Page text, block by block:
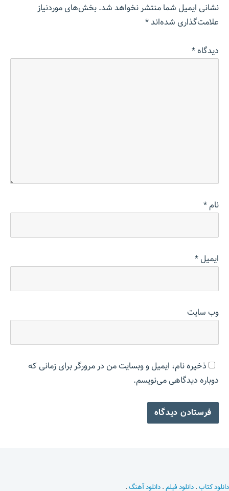
نشانی ایمیل شما منتشر نخواهد شد.بخش‌های موردنیاز
علامت‌گذاری شده‌اند*
دیدگاه*
نام*
ایمیل*
وب‌ سایت
ذخیره نام، ایمیل و وبسایت من در مرورگر برای زمانی که
دوباره دیدگاهی می‌نویسم.
دانلود کتاب.دانلود فیلم.دانلود آهنگ.